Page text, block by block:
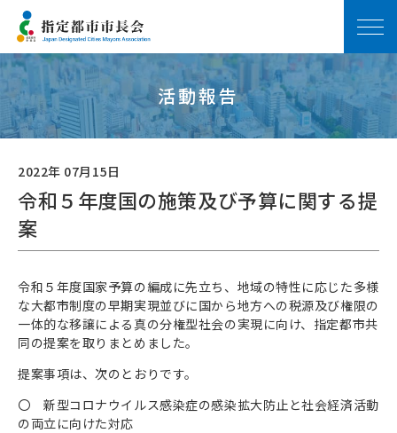
活動報告
2022年 07月15日
令和５年度国の施策及び予算に関する提
案
令和５年度国家予算の編成に先立ち、地域の特性に応じた多様
な大都市制度の早期実現並びに国から地方への税源及び権限の
一体的な移譲による真の分権型社会の実現に向け、指定都市共
同の提案を取りまとめました。
提案事項は、次のとおりです。
〇 新型コロナウイルス感染症の感染拡大防止と社会経済活動
の両立に向けた対応